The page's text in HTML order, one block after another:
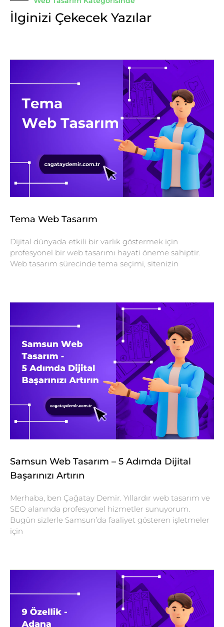
İlginizi Çekecek Yazılar
Tema Web Tasarım
Dijital dünyada etkili bir varlık göstermek için
profesyonel bir web tasarımı hayati öneme sahiptir.
Web tasarım sürecinde tema seçimi, sitenizin
Samsun Web Tasarım – 5 Adımda Dijital
Başarınızı Artırın
Merhaba, ben Çağatay Demir. Yıllardır web tasarım ve
SEO alanında profesyonel hizmetler sunuyorum.
Bugün sizlerle Samsun’da faaliyet gösteren işletmeler
için